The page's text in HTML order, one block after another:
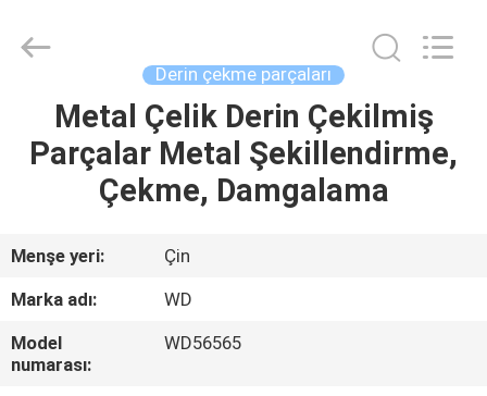
EVDE
ÜRÜNLER
HAKKIMIZDA
TURU
TRADE
CO.,LTD.
Derin çekme parçaları
Metal Çelik Derin Çekilmiş
Parçalar Metal Şekillendirme,
Çekme, Damgalama
Menşe yeri:
Çin
Marka adı:
WD
Model
numarası:
WD56565